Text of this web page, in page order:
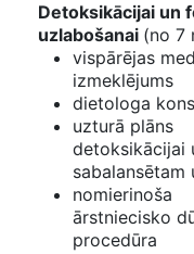
Detoksikācijai un
uzlabošanai (no 7
vispārējas
izmeklējums
dietologa
uzturā plāns
detoksikācijai
sabalansētam
nomierinoša
ārstniecisko
procedūra